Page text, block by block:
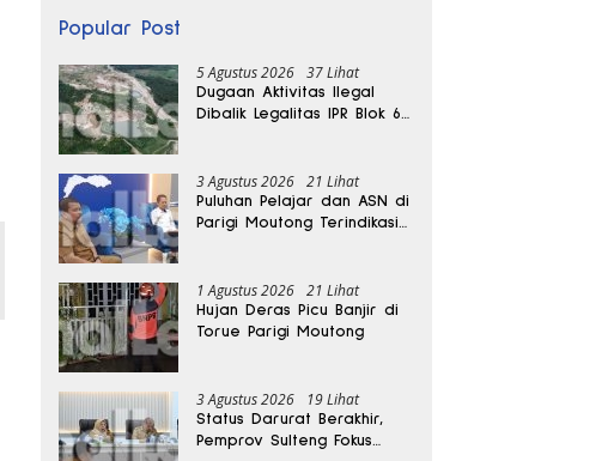
Popular Post
5 Agustus 2026 37 Lihat
Dugaan Aktivitas Ilegal
Dibalik Legalitas IPR Blok 6
3 Agustus 2026 21 Lihat
Puluhan Pelajar dan ASN di
Parigi Moutong Terindikasi
1 Agustus 2026 21 Lihat
Hujan Deras Picu Banjir di
Torue Parigi Moutong
3 Agustus 2026 19 Lihat
Status Darurat Berakhir,
Pemprov Sulteng Fokus